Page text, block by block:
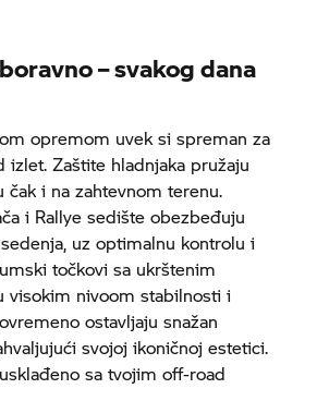
– svakog dana
opremom uvek si spreman za
izlet. Zaštite hladnjaka pružaju
čak i na zahtevnom terenu.
i Rallye sedište obezbeđuju
uz optimalnu kontrolu i
točkovi sa ukrštenim
visokim nivoom stabilnosti i
ostavljaju snažan
svojoj ikoničnoj estetici.
sa tvojim off-road